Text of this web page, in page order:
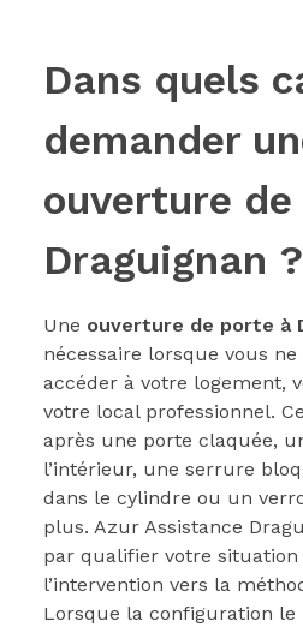
Dans quels
demander
ouverture
Draguignan ?
Une ouverture de porte à
nécessaire lorsque vous
accéder à votre logement,
votre local professionnel.
après une porte claquée,
l’intérieur, une serrure
dans le cylindre ou un
plus. Azur Assistance
par qualifier votre situation
l’intervention vers la
Lorsque la configuration le